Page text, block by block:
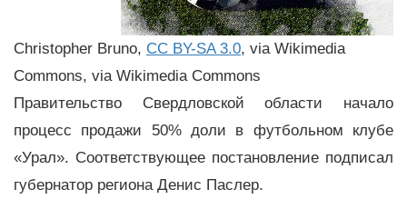
Christopher Bruno, CC BY-SA 3.0, via Wikimedia
Commons, via Wikimedia Commons
Правительство Свердловской области начало
процесс продажи 50% доли в футбольном клубе
«Урал». Соответствующее постановление подписал
губернатор региона Денис Паслер.